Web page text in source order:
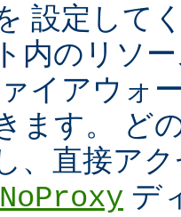
設定して
内のリソ
イアウォ
ます。 ど
、直接ア
NoProxy デ